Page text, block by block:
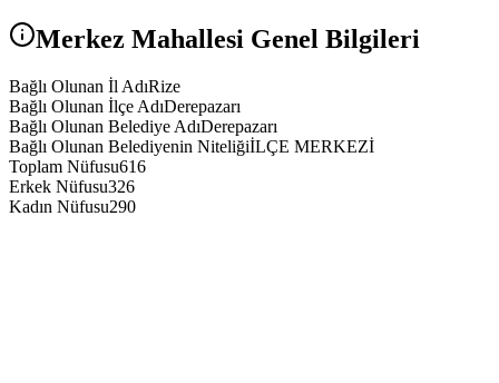
Merkez Mahallesi Genel Bilgileri
Bağlı Olunan İl AdıRize
Bağlı Olunan İlçe AdıDerepazarı
Bağlı Olunan Belediye AdıDerepazarı
Bağlı Olunan Belediyenin NiteliğiİLÇE MERKEZİ
Toplam Nüfusu616
Erkek Nüfusu326
Kadın Nüfusu290